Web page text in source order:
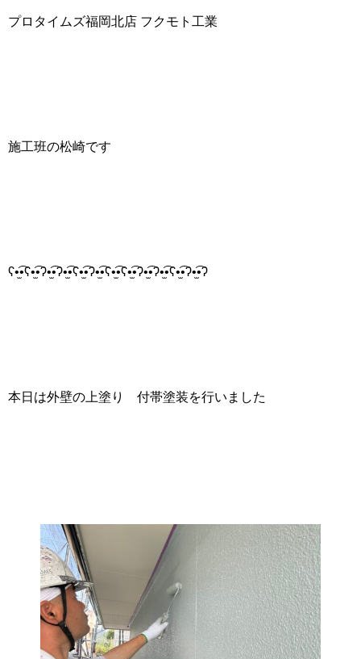
プロタイムズ福岡北店 フクモト工業
施工班の松崎です
ʕ•̫͡•ʕ•̫͡•ʔ•̫͡•ʔ•̫͡•ʕ•̫͡•ʔ•̫͡•ʕ•̫͡•ʕ•̫͡•ʔ•̫͡•ʔ•̫͡•ʕ•̫͡•ʔ•̫͡•ʔ
本日は外壁の上塗り 付帯塗装を行いました